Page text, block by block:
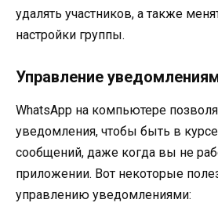
удалять участников, а также
настройки группы.
Управление
WhatsApp на компьютере
уведомления, чтобы быть в
сообщений, даже когда вы не
приложении. Вот некоторые
управлению уведомлениями: